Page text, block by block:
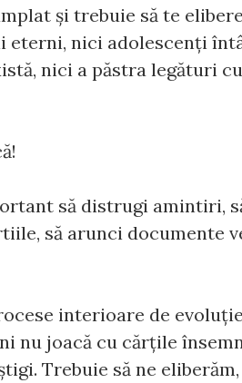
şi trebuie să te
eterni, nici adolescenţi
nici a păstra legături
să distrugi amintiri,
să arunci documente
interioare de
nu joacă cu cărţile
Trebuie să ne